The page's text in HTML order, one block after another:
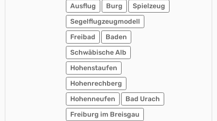
Ausflug Burg
Spielzeug
Segelflugzeugmodell
Freibad
Baden
Schwäbische Alb
Hohenstaufen
Hohenrechberg
Hohenneufen
Bad Urach
Freiburg im Breisgau